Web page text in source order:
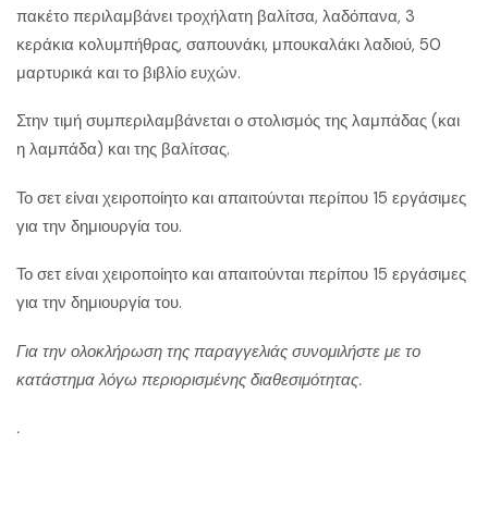
πακέτο περιλαμβάνει τροχήλατη βαλίτσα, λαδόπανα, 3
κεράκια κολυμπήθρας, σαπουνάκι, μπουκαλάκι λαδιού, 50
μαρτυρικά και το βιβλίο ευχών.
Στην τιμή συμπεριλαμβάνεται ο στολισμός της λαμπάδας (και
η λαμπάδα) και της βαλίτσας.
Το σετ είναι χειροποίητο και απαιτούνται περίπου 15 εργάσιμες
για την δημιουργία του.
Το σετ είναι χειροποίητο και απαιτούνται περίπου 15 εργάσιμες
για την δημιουργία του.
Για την ολοκλήρωση της παραγγελιάς συνομιλήστε με το
κατάστημα λόγω περιορισμένης διαθεσιμότητας.
.